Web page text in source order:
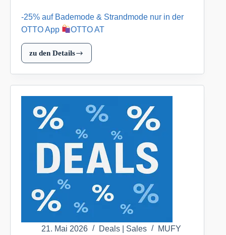
-25% auf Bademode & Strandmode nur in der
OTTO App
OTTO AT
zu den Details
&
Strandmode
nur
in
der
OTTO
App
OTTO
AT
21. Mai 2026 Deals | Sales MUFY